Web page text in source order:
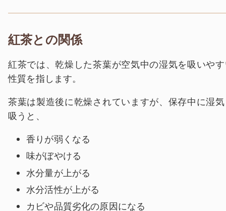
紅茶との関係
紅茶では、乾燥した茶葉が空気中の湿気を吸いや
性質を指します。
茶葉は製造後に乾燥されていますが、保存中に湿
吸うと、
香りが弱くなる
味がぼやける
水分量が上がる
水分活性が上がる
カビや品質劣化の原因になる